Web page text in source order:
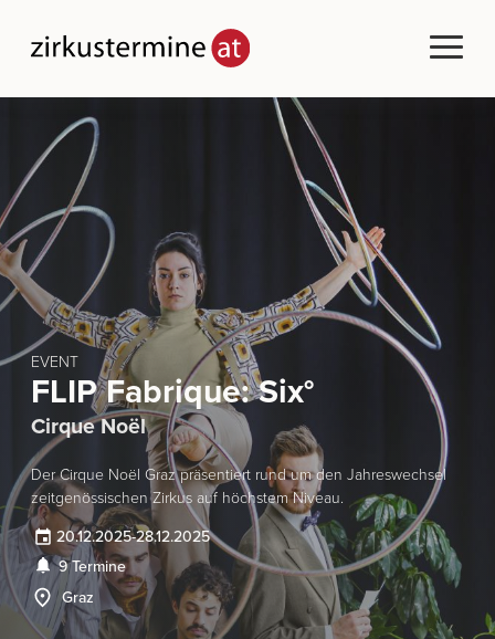
EVENT
FLIP Fabrique: Six°
Cirque Noël
Der Cirque Noël Graz präsentiert rund um den Jahreswechsel
zeitgenössischen Zirkus auf höchstem Niveau.
20.12.2025-28.12.2025
9 Termine
Graz